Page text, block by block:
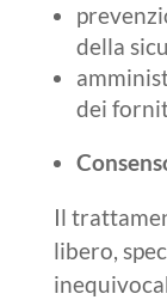
della
dei
Il
libero,